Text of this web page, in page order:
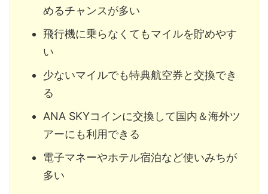
めるチャンスが多い
飛行機に乗らなくてもマイルを貯めやす
い
少ないマイルでも特典航空券と交換でき
る
ANA SKYコインに交換して国内＆海外ツ
アーにも利用できる
電子マネーやホテル宿泊など使いみちが
多い